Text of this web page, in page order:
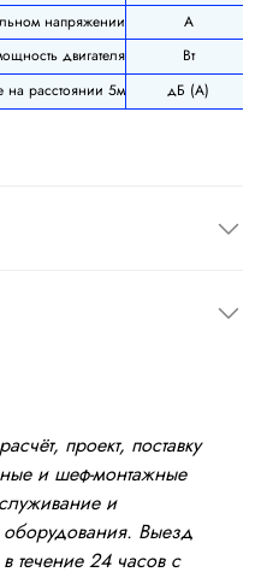
напряжении
А
двигателя
Вт
на расстоянии 5м
дБ (А)
проект, поставку
и шеф-монтажные
и
Выезд
течение 24 часов с